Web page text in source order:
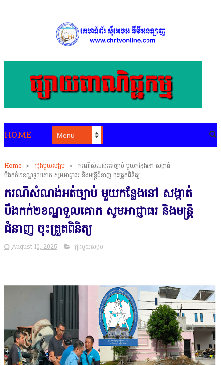
HOME
Home > ជ្រុងមួយសង្គម >
ករណីសំណង់អត់ច្បាប់ មួយកន្លែងនៅ សង្កាត់
បឹងកក់២ខណ្ឌទួលគោក សូមអាជ្ញាធរ និងមន្ត្រីជំនាញ ចុះត្រួតពិនិត្យ
ករណីសំណង់អត់ច្បាប់ មួយកន្លែងនៅ សង្កាត់
បឹងកក់២ខណ្ឌទួលគោក សូមអាជ្ញាធរ និងមន្ត្រី
ជំនាញ ចុះត្រួតពិនិត្យ
August 10, 2025 ជ្រុងមួយសង្គម